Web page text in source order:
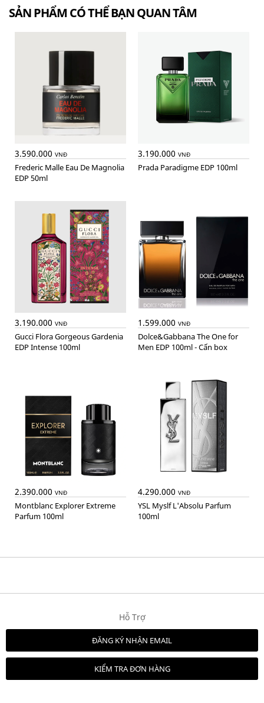
SẢN PHẨM CÓ THỂ BẠN QUAN TÂM
3.590.000 VNĐ
Frederic Malle Eau De Magnolia
EDP 50ml
3.190.000 VNĐ
Prada Paradigme EDP 100ml
3.190.000 VNĐ
Gucci Flora Gorgeous Gardenia
EDP Intense 100ml
1.599.000 VNĐ
Dolce&Gabbana The One for
Men EDP 100ml - Cấn box
2.390.000 VNĐ
Montblanc Explorer Extreme
Parfum 100ml
4.290.000 VNĐ
YSL Myslf L'Absolu Parfum
100ml
Hỗ Trợ
ĐĂNG KÝ NHẬN EMAIL
KIỂM TRA ĐƠN HÀNG